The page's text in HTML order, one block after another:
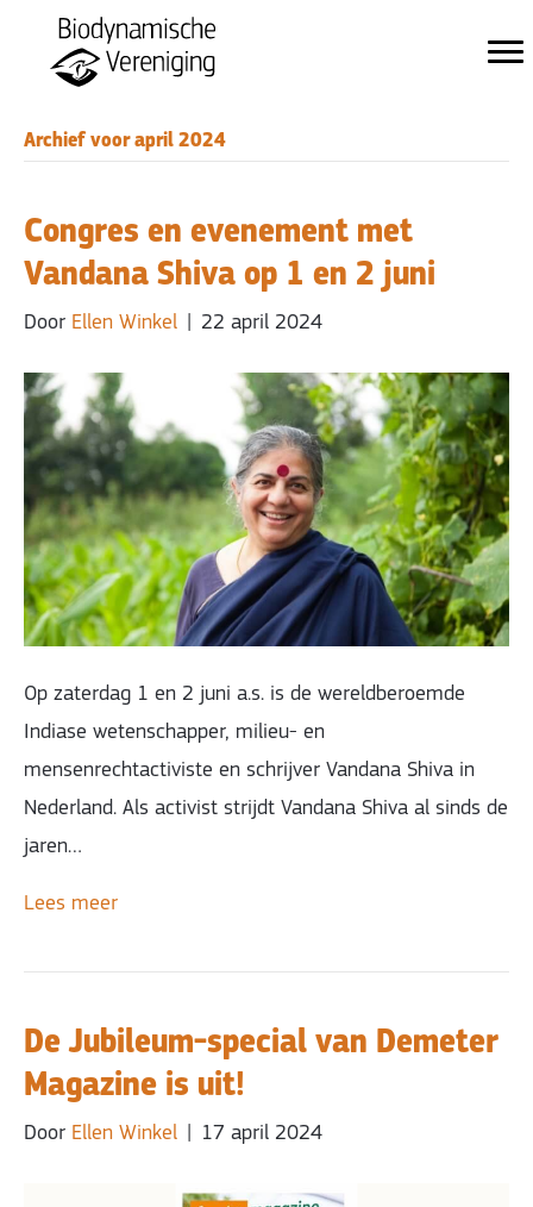
Archief voor april 2024
Congres en evenement met
Vandana Shiva op 1 en 2 juni
Door Ellen Winkel 22 april 2024
Op zaterdag 1 en 2 juni a.s. is de wereldberoemde
Indiase wetenschapper, milieu- en
mensenrechtactiviste en schrijver Vandana Shiva in
Nederland. Als activist strijdt Vandana Shiva al sinds de
jaren…
Lees meer
De Jubileum-special van Demeter
Magazine is uit!
Door Ellen Winkel 17 april 2024